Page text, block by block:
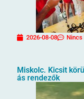
2026-08-08
Miskolc. Kicsit
ás rendezők